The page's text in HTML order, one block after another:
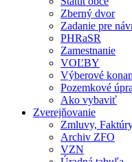
Zberný dvor
Zadanie pre
PHRaSR
Zamestnanie
VOĽBY
Výberové
Pozemkové
Ako vybaviť
Zverejňovanie
Zmluvy,
Archiv ZFO
VZN